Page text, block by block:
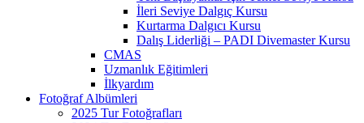
İleri Seviye Dalgıç Kursu
Kurtarma Dalgıcı Kursu
Dalış Liderliği – PADI Divemaster Kursu
CMAS
Uzmanlık Eğitimleri
İlkyardım
Fotoğraf Albümleri
2025 Tur Fotoğrafları